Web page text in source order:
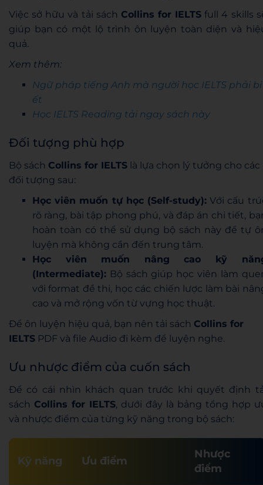
Việc sở hữu và tải sách Collins for IELTS full 4 skills
giúp bạn có một lộ trình ôn luyện toàn diện và
quả.
Xem thêm:
Ngữ pháp tiếng Anh mà người học IELTS phải bi
ết
Học IELTS Reading tải ngay sách này
Đối tượng phù hợp
Bộ sách Collins for IELTS là lựa chọn lý tưởng cho các
đối tượng sau:
Học viên muốn tự học (Self-study): Với cấu
rõ ràng, bài tập phong phú, và đáp án chi tiết,
hoàn toàn có thể sử dụng bộ sách này để tự
luyện mà không cần đến trung tâm.
Học viên muốn nâng cao kỹ
(Intermediate): Bộ sách giúp học viên làm
với format đề thi, học các chiến lược làm bài
cao và mở rộng vốn từ vựng học thuật.
Để ôn luyện hiệu quả, bạn nên tải sách Collins for
IELTS PDF và file Audio đi kèm để luyện nghe.
Ưu nhược điểm của cuốn sách
Để có cái nhìn khách quan trước khi quyết định
sách Collins for IELTS, dưới đây là bảng tổng hợp
và nhược điểm của từng kỹ năng trong bộ sách:
Kỹ năng Ưu điểm
Nhược
điểm